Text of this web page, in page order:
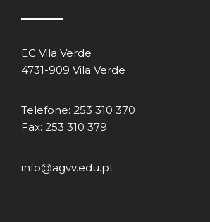
EC Vila Verde
4731-909 Vila Verde
Telefone: 253 310 370
Fax: 253 310 379
info@agvv.edu.pt